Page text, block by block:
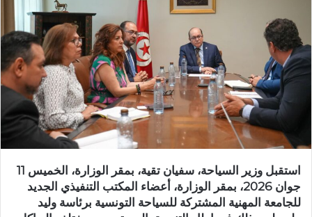
استقبل وزير السياحة، سفيان تقية، بمقر الوزارة، الخميس 11
جوان 2026، بمقر الوزارة، أعضاء المكتب التنفيذي الجديد
للجامعة المهنية المشتركة للسياحة التونسية برئاسة وليد